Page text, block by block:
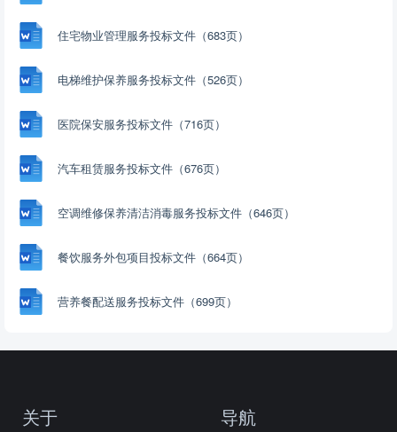
住宅物业管理服务投标文件（683页）
电梯维护保养服务投标文件（526页）
医院保安服务投标文件（716页）
汽车租赁服务投标文件（676页）
空调维修保养清洁消毒服务投标文件（646页）
餐饮服务外包项目投标文件（664页）
营养餐配送服务投标文件（699页）
关于 导航